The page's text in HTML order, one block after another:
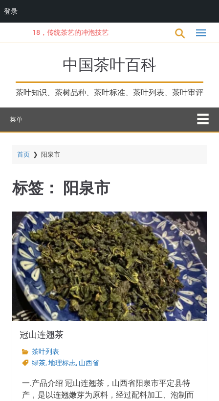
登录
到
18，传统茶艺的冲泡技艺
中国茶叶百科
茶叶知识、茶树品种、茶叶标准、茶叶列表、茶叶审评
菜单
首页 ❯ 阳泉市
标签： 阳泉市
冠山连翘茶
茶叶列表
绿茶, 地理标志, 山西省
一.产品介绍 冠山连翘茶，山西省阳泉市平定县特
产，是以连翘嫩芽为原料，经过配料加工、泡制而